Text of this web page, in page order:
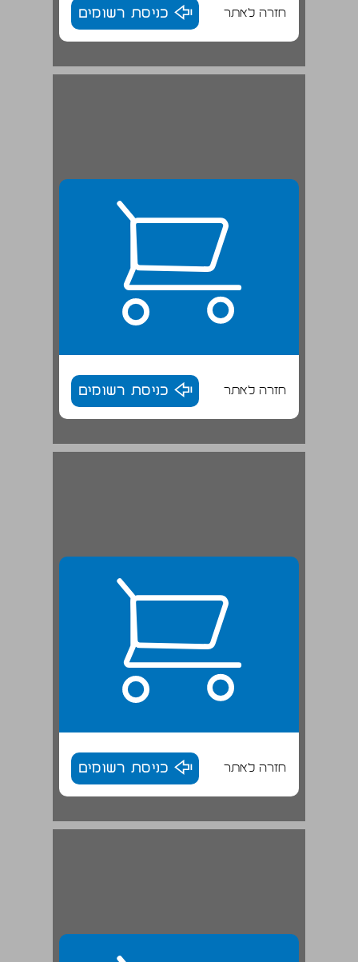
חזרה לאתר כניסת רשומים
ב. מודלים חלופיים של בחירות אזוריות ... 28
חזרה לאתר כניסת רשומים
חזרה לאתר כניסת רשומים
2. אופן חלוקת המדינה לאזורים ... 30